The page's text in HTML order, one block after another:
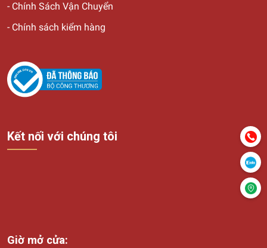
- Chính Sách Vận Chuyển
- Chính sách kiểm hàng
Kết nối với chúng tôi
Giờ mở cửa: